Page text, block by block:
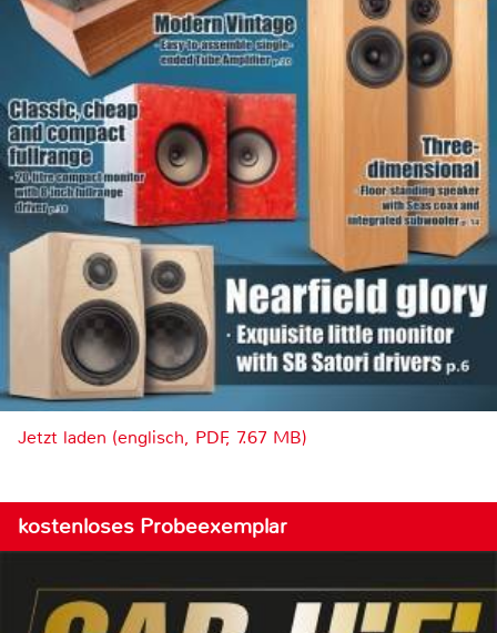
Jetzt laden (englisch, PDF, 7.67 MB)
kostenloses Probeexemplar